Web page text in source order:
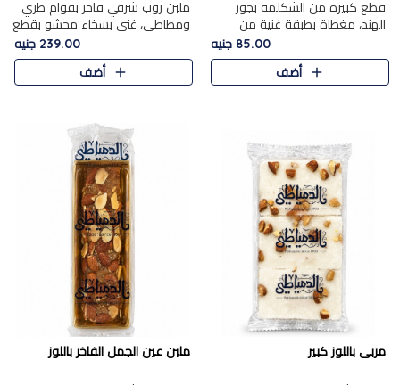
قطع كبيرة من الشكلمة بجوز
الهند، مغطاة بطبقة غنية من
الشوكولاتة الفاخرة لتجمع بين
القوام الطري من الداخل مركز جوز
الهند المطاطي والمذاق الغن..
85.00 جنيه
أضف
ملبن روب شرقي فاخر بقوام طري
ومطاطي، غني بسخاء محشو بقطع
عين الجمل والبندق المحمص التي
تضيف قرمشة مميزة مُرضية
ونكهة جوزية غنية في كل
239.00 جنيه
أضف
مربى باللوز كبير ملبن عين الجمل الفاخر باللوز